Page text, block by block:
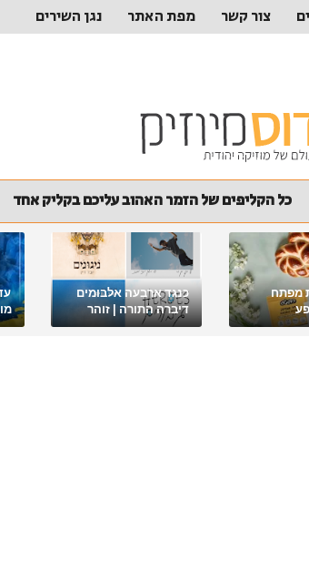
צור קשר מפת האתר נגן השירים
כל הקליפים של הזמר האהוב עליכם בקליק אחד
מפתח
כנגד ארבעה אלבומים
דיברה התורה | זוהר
מלאכי